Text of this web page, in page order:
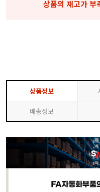
상품의 재고가 부
상품정보
배송정보